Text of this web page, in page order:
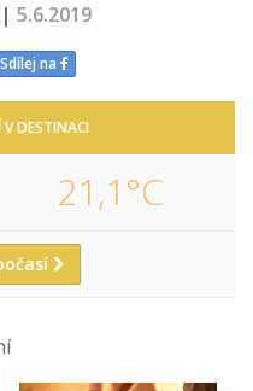
5.6.2019
Sdílej na
DESTINACI
21,1°C